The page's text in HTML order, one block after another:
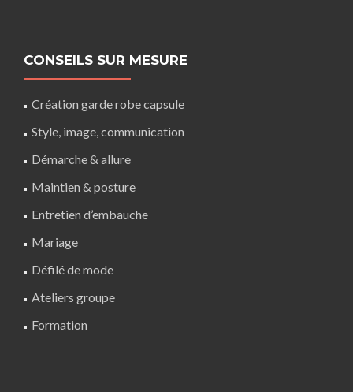
CONSEILS SUR MESURE
Création garde robe capsule
Style, image, communication
Démarche & allure
Maintien & posture
Entretien d’embauche
Mariage
Défilé de mode
Ateliers groupe
Formation